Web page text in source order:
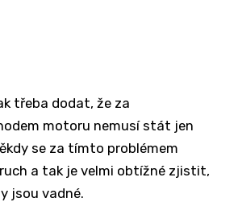
třeba dodat, že za
motoru nemusí stát jen
se za tímto problémem
a tak je velmi obtížné zjistit,
jsou vadné.